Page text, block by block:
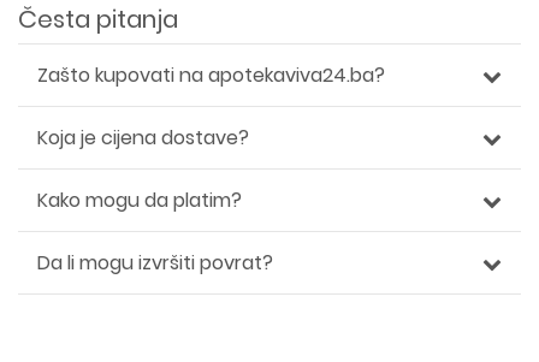
Česta pitanja
Zašto kupovati na apotekaviva24.ba?
Koja je cijena dostave?
Kako mogu da platim?
Da li mogu izvršiti povrat?